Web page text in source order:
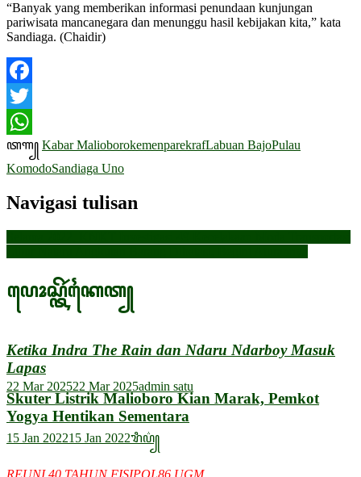
“Banyak yang memberikan informasi penundaan kunjungan
pariwisata mancanegara dan menunggu hasil kebijakan kita,” kata
Sandiaga. (Chaidir)
Facebook
Twitter
WhatsApp
ꦠꦒ꧀ Kabar MalioborokemenparekrafLabuan BajoPulau
KomodoSandiaga Uno
Navigasi tulisan
ꦥꦺꦴꦱ꧀ꦠꦼꦂꦏꦻꦠ꧀
Ketika Indra The Rain dan Ndaru Ndarboy Masuk
Lapas
22 Mar 202522 Mar 2025admin satu
Skuter Listrik Malioboro Kian Marak, Pemkot
Yogya Hentikan Sementara
15 Jan 202215 Jan 2022ꦫꦶꦥ꦳꧀
REUNI 40 TAHUN FISIPOL86 UGM